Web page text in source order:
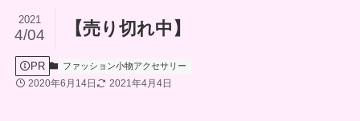
【売り切れ中】
2021
4/04
PR ファッション小物アクセサリー
2020年6月14日 2021年4月4日